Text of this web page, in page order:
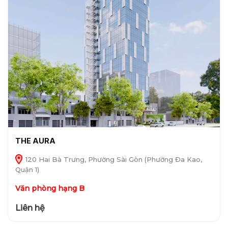
THE AURA
120 Hai Bà Trưng, Phường Sài Gòn (Phường Đa Kao,
Quận 1)
Văn phòng hạng B
Liên hệ